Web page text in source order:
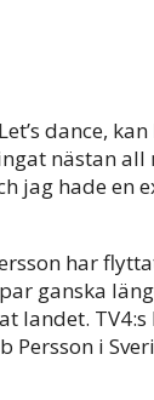
dance, kan
nästan
jag hade en
har
ganska
landet. TV4:s
Persson i